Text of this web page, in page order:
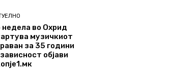
недела во Охрид
музичкиот
за 35 години
објави